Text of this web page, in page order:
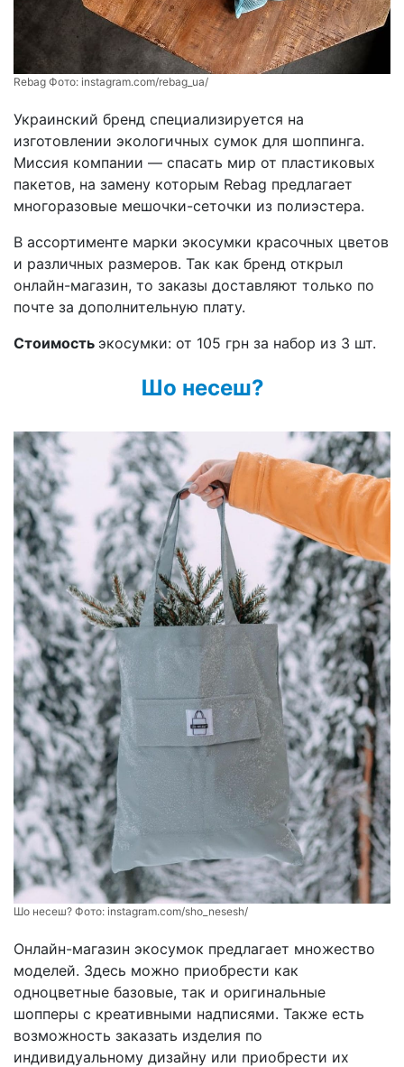
Rebag Фото: instagram.com/rebag_ua/
Украинский бренд специализируется на
изготовлении экологичных сумок для шоппинга.
Миссия компании — спасать мир от пластиковых
пакетов, на замену которым Rebag предлагает
многоразовые мешочки-сеточки из полиэстера.
В ассортименте марки экосумки красочных цветов
и различных размеров. Так как бренд открыл
онлайн-магазин, то заказы доставляют только по
почте за дополнительную плату.
Стоимость экосумки: от 105 грн за набор из 3 шт.
Шо несеш?
Шо несеш? Фото: instagram.com/sho_nesesh/
Онлайн-магазин экосумок предлагает множество
моделей. Здесь можно приобрести как
одноцветные базовые, так и оригинальные
шопперы с креативными надписями. Также есть
возможность заказать изделия по
индивидуальному дизайну или приобрести их